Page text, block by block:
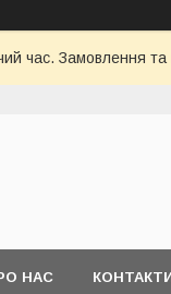
час. Замовлення
НАС